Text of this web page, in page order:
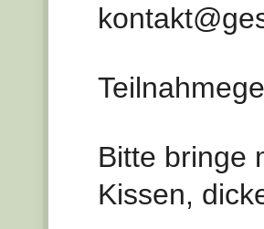
Bitte bringe
Kissen,